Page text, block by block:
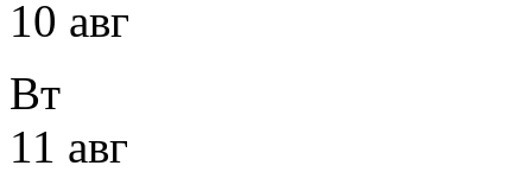
10 авг
Вт
11 авг